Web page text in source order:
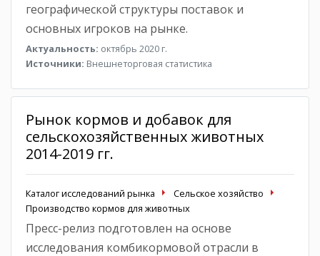
географической структуры поставок и
основных игроков на рынке.
Актуальность: октябрь 2020 г.
Источники: Внешнеторговая статистика
Рынок кормов и добавок для
сельскохозяйственных животных
2014-2019 гг.
Каталог исследований рынка
Сельское хозяйство
Производство кормов для животных
Пресс-релиз подготовлен на основе
исследования комбикормовой отрасли в